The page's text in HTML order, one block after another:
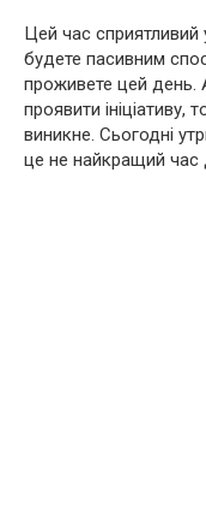
Цей час
будете пасивним
проживете цей день.
проявити
виникне. Сьогодні
це не найкращий час